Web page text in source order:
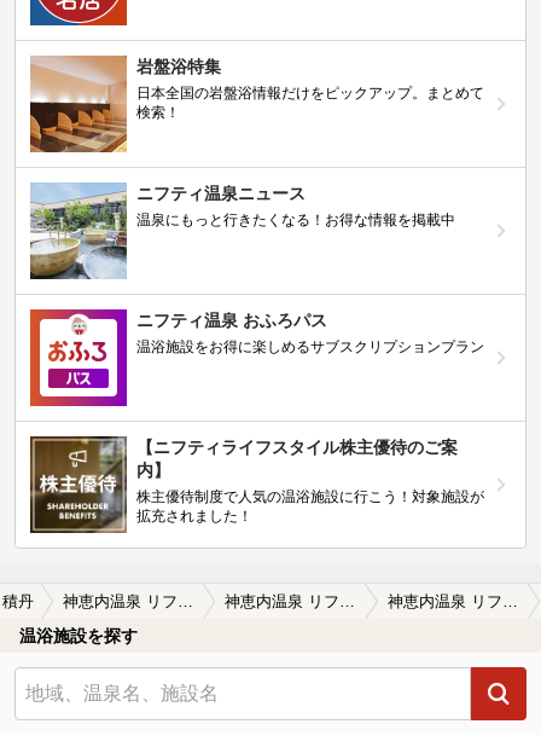
岩盤浴特集
日本全国の岩盤浴情報だけをピックアップ。まとめて
検索！
ニフティ温泉ニュース
温泉にもっと行きたくなる！お得な情報を掲載中
ニフティ温泉 おふろパス
温浴施設をお得に楽しめるサブスクリプションプラン
【ニフティライフスタイル株主優待のご案
内】
株主優待制度で人気の温浴施設に行こう！対象施設が
拡充されました！
積丹
温浴施設を探す